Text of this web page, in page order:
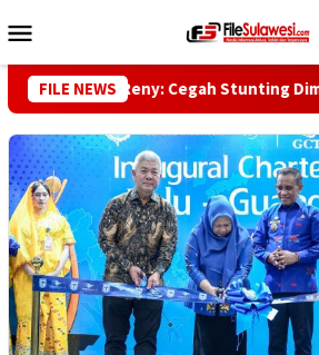
ke
Mobile
FILE NEWS
Reny: Cegah Stunting Dimulai